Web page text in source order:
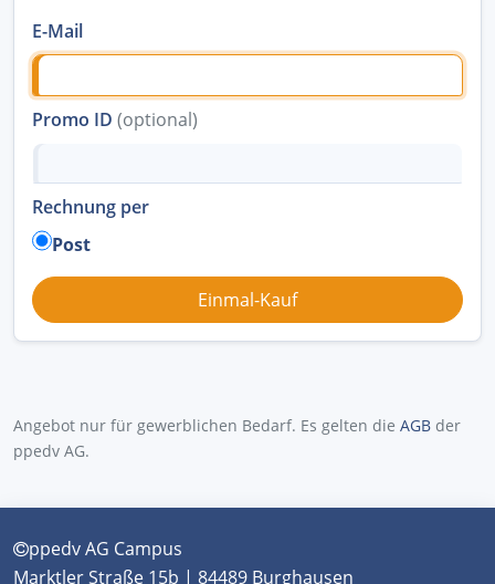
E-Mail
Promo ID (optional)
Rechnung per
Post
Angebot nur für gewerblichen Bedarf. Es gelten die AGB der
ppedv AG.
ppedv AG Campus
Marktler Straße 15b | 84489 Burghausen